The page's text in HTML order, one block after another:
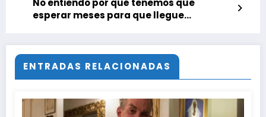
esperar meses para que llegue
ENTRADAS RELACIONADAS